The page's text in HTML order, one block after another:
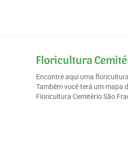
Floricultura
Encontre aqui uma
Também você terá um mapa
Floricultura Cemitério São